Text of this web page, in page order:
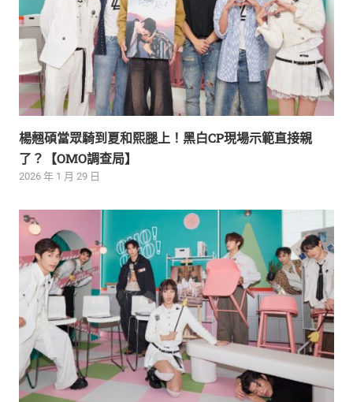
楊翹碩當眾騎到夏和熙腿上！黑白CP現場示範直接親
了？【OMO調查局】
2026 年 1 月 29 日